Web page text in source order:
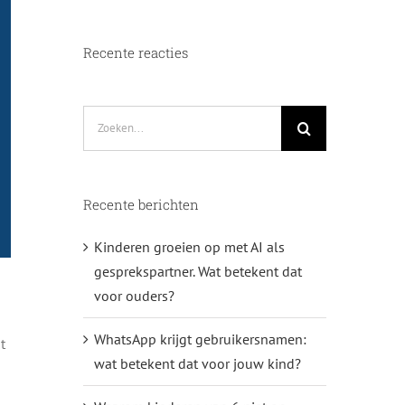
Recente reacties
Recente berichten
Kinderen groeien op met AI als
gesprekspartner. Wat betekent dat
voor ouders?
WhatsApp krijgt gebruikersnamen:
wat betekent dat voor jouw kind?